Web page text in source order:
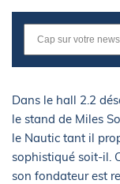
Dans le hall 2.2
le stand de Miles
le Nautic tant il
sophistiqué soit-il.
son fondateur est